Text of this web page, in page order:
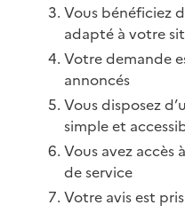
Vous bénéficiez
adapté à votre
Votre demande
annoncés
Vous disposez
simple et
Vous avez accès
de service
Votre avis est